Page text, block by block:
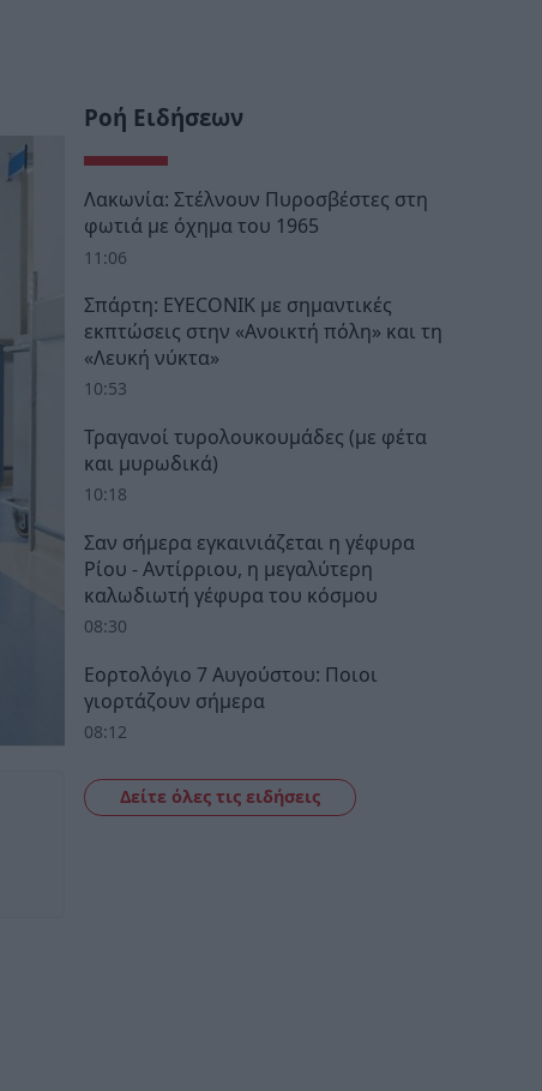
Ροή Ειδήσεων
Λακωνία: Στέλνουν Πυροσβέστες στη
φωτιά με όχημα του 1965
11:06
Σπάρτη: EYECONIK με σημαντικές
εκπτώσεις στην «Ανοικτή πόλη» και τη
«Λευκή νύκτα»
10:53
Τραγανοί τυρολουκουμάδες (με φέτα
και μυρωδικά)
10:18
Σαν σήμερα εγκαινιάζεται η γέφυρα
Ρίου - Αντίρριου, η μεγαλύτερη
καλωδιωτή γέφυρα του κόσμου
08:30
Εορτολόγιο 7 Αυγούστου: Ποιοι
γιορτάζουν σήμερα
08:12
Δείτε όλες τις ειδήσεις